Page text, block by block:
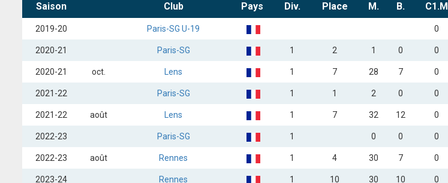
Saison Club Pays Div. Place M. B. C1.M
2019-20 Paris-SG U-19 0
2020-21 Paris-SG 1 2 1 0 0
2020-21 oct. Lens 1 7 28 7 0
2021-22 Paris-SG 1 1 2 0 0
2021-22 août Lens 1 7 32 12 0
2022-23 Paris-SG 1 0 0 0
2022-23 août Rennes 1 4 30 7 0
2023-24 Rennes 1 10 30 10 0